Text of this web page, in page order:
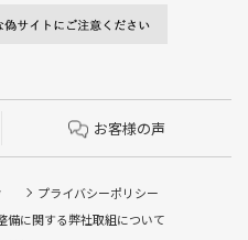
お客様の声
プライバシーポリシー
備に関する弊社取組について